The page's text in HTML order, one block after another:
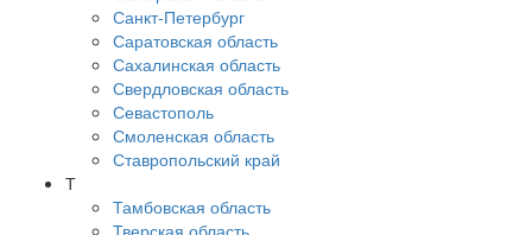
Санкт-Петербург
Саратовская область
Сахалинская область
Свердловская область
Севастополь
Смоленская область
Ставропольский край
Т
Тамбовская область
Тверская область